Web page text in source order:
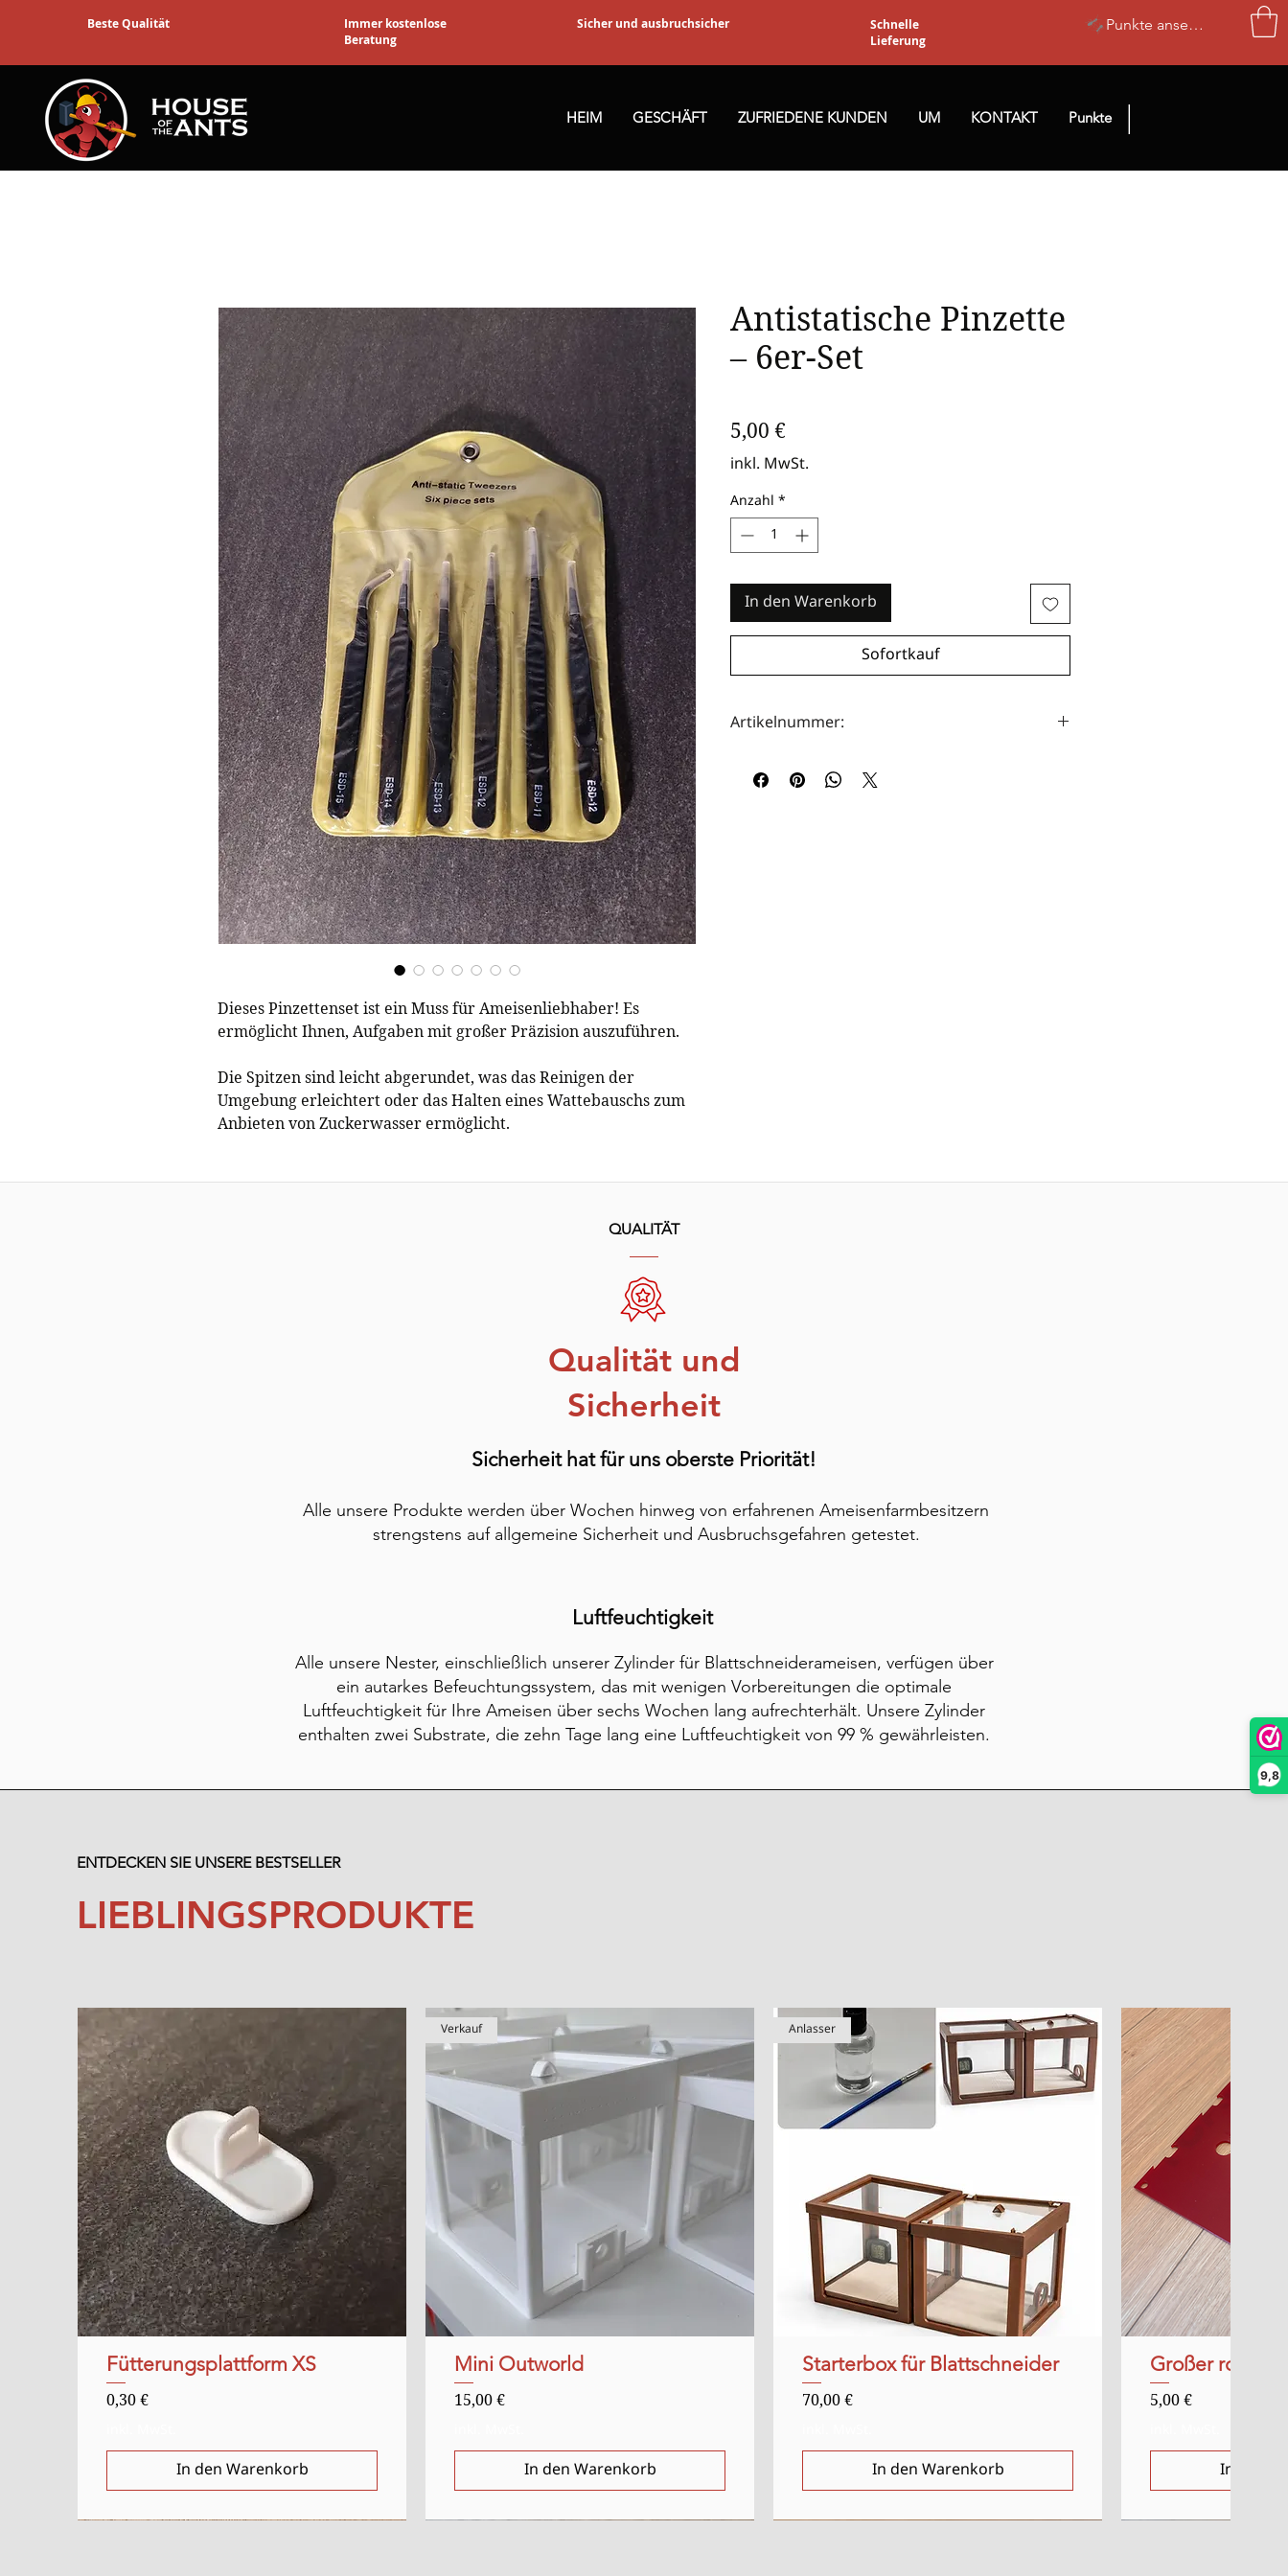
9,8
Beste Qualität
Immer kostenlose
Beratung
Sicher und ausbruchsicher
Schnelle
Lieferung
Punkte ansehen
HEIM GESCHÄFT ZUFRIEDENE KUNDEN UM KONTAKT Punkte
Dieses Pinzettenset ist ein Muss für Ameisenliebhaber! Es
ermöglicht Ihnen, Aufgaben mit großer Präzision auszuführen.
Die Spitzen sind leicht abgerundet, was das Reinigen der
Umgebung erleichtert oder das Halten eines Wattebauschs zum
Anbieten von Zuckerwasser ermöglicht.
Antistatische Pinzette
– 6er-Set
5,00 €
inkl. MwSt.
Anzahl*
In den Warenkorb
Sofortkauf
Artikelnummer:
QUALITÄT
Qualität und
Sicherheit
Sicherheit hat für uns oberste Priorität!
Alle unsere Produkte werden über Wochen hinweg von erfahrenen Ameisenfarmbesitzern
strengstens auf allgemeine Sicherheit und Ausbruchsgefahren getestet.
Luftfeuchtigkeit
Alle unsere Nester, einschließlich unserer Zylinder für Blattschneiderameisen, verfügen über
ein autarkes Befeuchtungssystem, das mit wenigen Vorbereitungen die optimale
Luftfeuchtigkeit für Ihre Ameisen über sechs Wochen lang aufrechterhält. Unsere Zylinder
enthalten zwei Substrate, die zehn Tage lang eine Luftfeuchtigkeit von 99 % gewährleisten.
ENTDECKEN SIE UNSERE BESTSELLER
LIEBLINGSPRODUKTE
Schnellansicht
Fütterungsplattform XS
Preis
0,30 €
In den Warenkorb
Schnellansicht
Verkauf
Mini Outworld
Preis
15,00 €
In den Warenkorb
Schnellansicht
Anlasser
Starterbox für Blattschneider
Preis
70,00 €
In den Warenkorb
Großer roter
Preis
5,00 €
In den